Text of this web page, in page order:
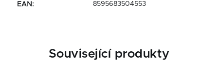
EAN : 8595683504553
Související produkty